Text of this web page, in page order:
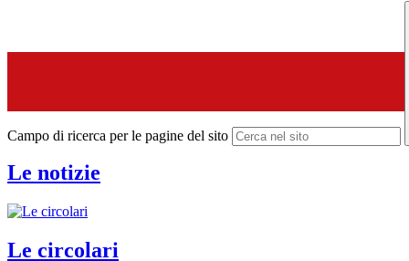
Campo di ricerca per le pagine del sito
Le notizie
Le circolari